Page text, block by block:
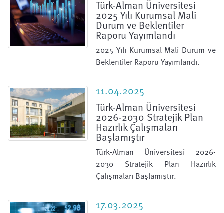
Türk-Alman Üniversitesi
2025 Yılı Kurumsal Mali
Durum ve Beklentiler
Raporu Yayımlandı
2025 Yılı Kurumsal Mali Durum ve
Beklentiler Raporu Yayımlandı.
11.04.2025
Türk-Alman Üniversitesi
2026-2030 Stratejik Plan
Hazırlık Çalışmaları
Başlamıştır
Türk-Alman Üniversitesi 2026-
2030 Stratejik Plan Hazırlık
Çalışmaları Başlamıştır.
17.03.2025